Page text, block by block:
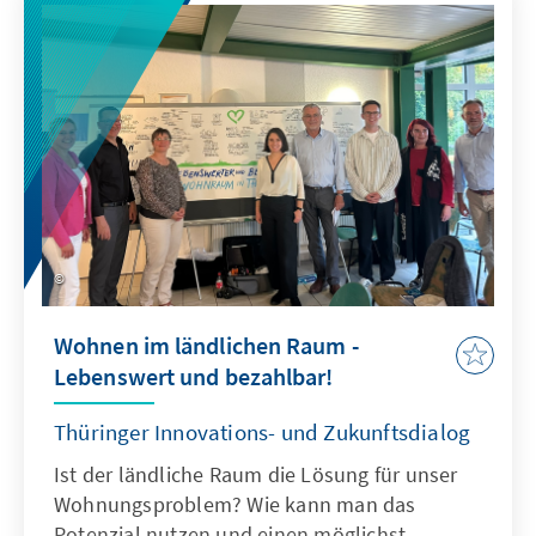
Wohnen im ländlichen Raum -
Lebenswert und bezahlbar!
Thüringer Innovations- und Zukunftsdialog
Ist der ländliche Raum die Lösung für unser
Wohnungsproblem? Wie kann man das